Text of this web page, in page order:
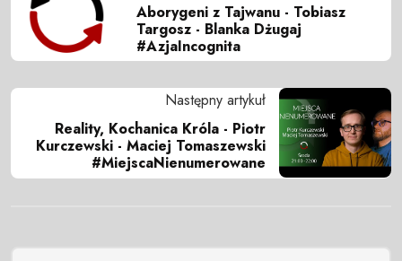
Aborygeni z Tajwanu - Tobiasz
Targosz - Blanka Dżugaj
#AzjaIncognita
Następny artykuł
Reality, Kochanica Króla - Piotr
Kurczewski - Maciej Tomaszewski
#MiejscaNienumerowane